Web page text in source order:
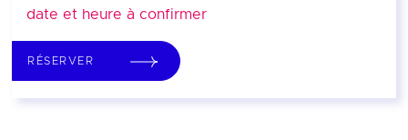
date et heure à confirmer
RÉSERVER